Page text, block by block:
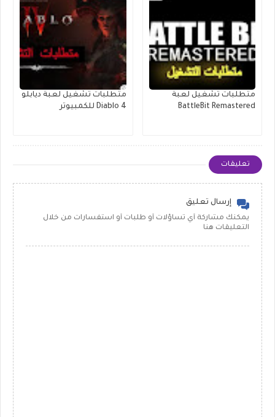
متطلبات تشغيل لعبة
BattleBit Remastered
متطلبات تشغيل لعبة ديابلو
Diablo 4 للكمبيوتر
تعليقات
إرسال تعليق
يمكنك مشاركة أي تساؤلات أو طلبات أو استفسارات من خلال
التعليقات هنا